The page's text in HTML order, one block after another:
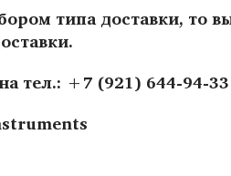
типа доставки, то
тел.: +7 (921) 644-94-